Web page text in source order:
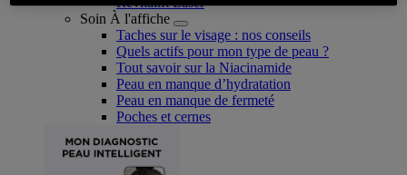
Soin À l'affiche
Taches sur le visage : nos conseils
Quels actifs pour mon type de peau ?
Tout savoir sur la Niacinamide​
Peau en manque d’hydratation
Peau en manque de fermeté
Poches et cernes